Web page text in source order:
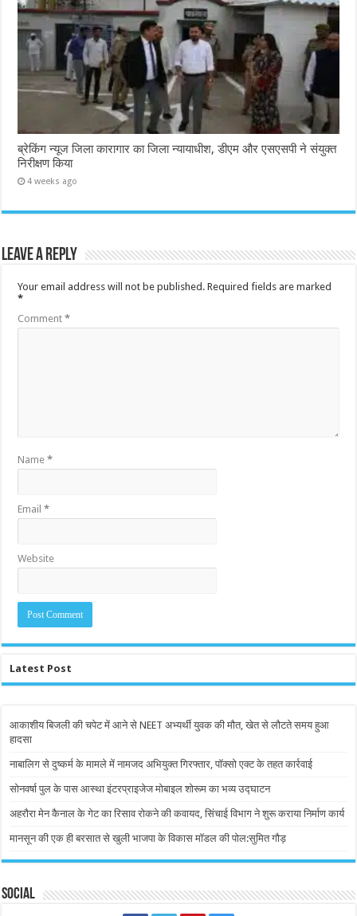
ब्रेकिंग न्यूज जिला कारागार का जिला न्यायाधीश, डीएम और एसएसपी ने संयुक्त
निरीक्षण किया
4 weeks ago
Leave a Reply
Your email address will not be published. Required fields are marked
*
Comment*
Name*
Email*
Website
Latest Post
आकाशीय बिजली की चपेट में आने से NEET अभ्यर्थी युवक की मौत, खेत से लौटते समय हुआ
हादसा
नाबालिग से दुष्कर्म के मामले में नामजद अभियुक्त गिरफ्तार, पॉक्सो एक्ट के तहत कार्रवाई
सोनवर्षा पुल के पास आस्था इंटरप्राइजेज मोबाइल शोरूम का भव्य उद्घाटन
अहरौरा मेन कैनाल के गेट का रिसाव रोकने की कवायद, सिंचाई विभाग ने शुरू कराया निर्माण कार्य
मानसून की एक ही बरसात से खुली भाजपा के विकास मॉडल की पोल:सुमित गौड़
Social